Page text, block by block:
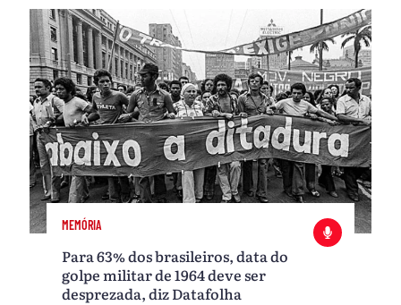
MEMÓRIA
Para 63% dos brasileiros, data do
golpe militar de 1964 deve ser
desprezada, diz Datafolha